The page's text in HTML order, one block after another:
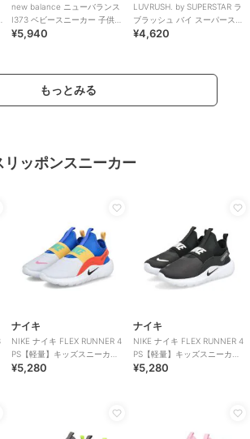
new balance ニューバランス
I373 ベビースニーカー 子供靴
ワンベルト
¥5,940
LUVRUSH. by SUPERSTAR ラ
ブラッシュ バイ スーパースタ
ー キッズ スニーカー
¥4,620
もっとみる
ッポンスニーカー
ナイキ
NIKE ナイキ FLEX RUNNER 4
PS【軽量】キッズスニーカー
スリッポン 子供靴
¥5,280
ナイキ
NIKE ナイキ FLEX RUNNER 4
PS【軽量】キッズスニーカー
スリッポン 子供靴
¥5,280